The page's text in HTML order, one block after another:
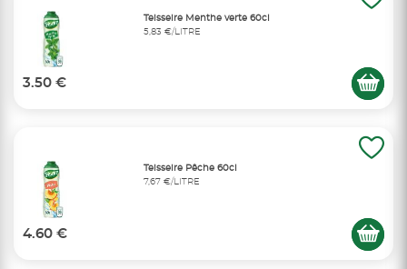
Teisseire Menthe verte 60cl
5,83 €/LITRE
3.50 €
Teisseire Pêche 60cl
7,67 €/LITRE
4.60 €